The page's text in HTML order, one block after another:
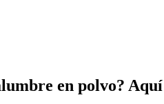
en polvo?